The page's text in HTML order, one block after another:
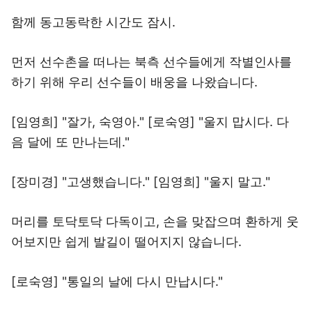
함께 동고동락한 시간도 잠시.
먼저 선수촌을 떠나는 북측 선수들에게 작별인사를
하기 위해 우리 선수들이 배웅을 나왔습니다.
[임영희] "잘가, 숙영아." [로숙영] "울지 맙시다. 다
음 달에 또 만나는데."
[장미경] "고생했습니다." [임영희] "울지 말고."
머리를 토닥토닥 다독이고, 손을 맞잡으며 환하게 웃
어보지만 쉽게 발길이 떨어지지 않습니다.
[로숙영] "통일의 날에 다시 만납시다."